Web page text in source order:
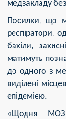
медзакладу
Посилки, що
респіратори,
бахіли,
матимуть
до одного з
виділені
епідемією.
«Щодня МОЗ